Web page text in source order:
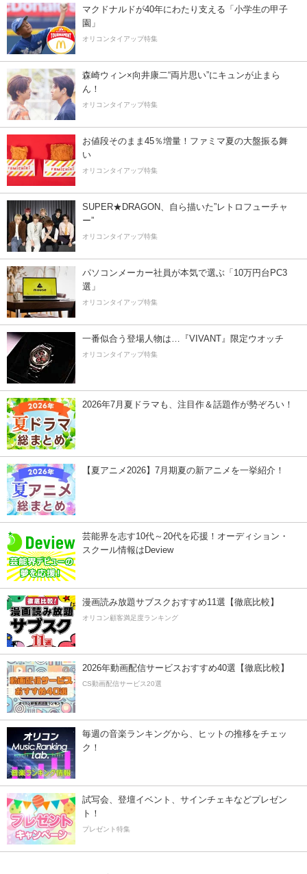
マクドナルドが40年にわたり支える「小学生の甲子
園」
オリコンタイアップ特集
森崎ウィン×向井康二“両片思い”にキュンが止まら
ん！
オリコンタイアップ特集
お値段そのまま45％増量！ファミマ夏の大盤振る舞
い
オリコンタイアップ特集
SUPER★DRAGON、自ら描いた”レトロフューチャ
ー”
オリコンタイアップ特集
パソコンメーカー社員が本気で選ぶ「10万円台PC3
選」
オリコンタイアップ特集
一番似合う登場人物は…『VIVANT』限定ウオッチ
オリコンタイアップ特集
2026年7月夏ドラマも、注目作＆話題作が勢ぞろい！
【夏アニメ2026】7月期夏の新アニメを一挙紹介！
芸能界を志す10代～20代を応援！オーディション・
スクール情報はDeview
漫画読み放題サブスクおすすめ11選【徹底比較】
オリコン顧客満足度ランキング
2026年動画配信サービスおすすめ40選【徹底比較】
CS動画配信サービス20選
毎週の音楽ランキングから、ヒットの推移をチェッ
ク！
試写会、登壇イベント、サインチェキなどプレゼン
ト！
プレゼント特集